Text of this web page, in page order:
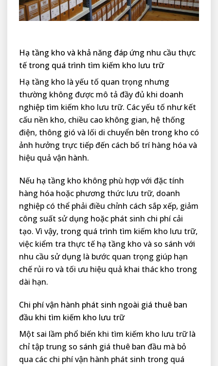
Hạ tầng kho và khả năng đáp ứng nhu cầu thực
tế trong quá trình tìm kiếm kho lưu trữ
Hạ tầng kho là yếu tố quan trọng nhưng
thường không được mô tả đầy đủ khi doanh
nghiệp tìm kiếm kho lưu trữ. Các yếu tố như kết
cấu nền kho, chiều cao không gian, hệ thống
điện, thông gió và lối di chuyển bên trong kho có
ảnh hưởng trực tiếp đến cách bố trí hàng hóa và
hiệu quả vận hành.
Nếu hạ tầng kho không phù hợp với đặc tính
hàng hóa hoặc phương thức lưu trữ, doanh
nghiệp có thể phải điều chỉnh cách sắp xếp, giảm
công suất sử dụng hoặc phát sinh chi phí cải
tạo. Vì vậy, trong quá trình tìm kiếm kho lưu trữ,
việc kiểm tra thực tế hạ tầng kho và so sánh với
nhu cầu sử dụng là bước quan trọng giúp hạn
chế rủi ro và tối ưu hiệu quả khai thác kho trong
dài hạn.
Chi phí vận hành phát sinh ngoài giá thuê ban
đầu khi tìm kiếm kho lưu trữ
Một sai lầm phổ biến khi tìm kiếm kho lưu trữ là
chỉ tập trung so sánh giá thuê ban đầu mà bỏ
qua các chi phí vận hành phát sinh trong quá